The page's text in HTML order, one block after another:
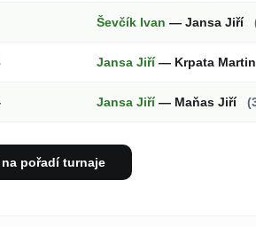
Ševčík Ivan — Jansa Jiří
Jansa Jiří— Krpata
Jansa Jiří— Maňas Jiří
pořadí turnaje